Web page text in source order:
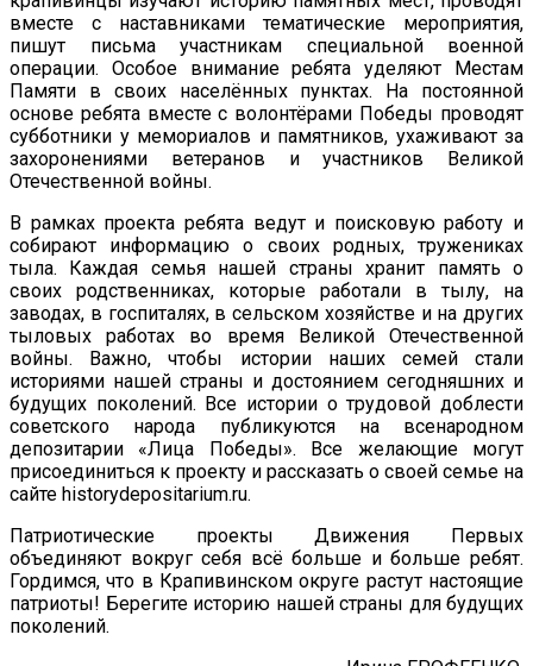
вместе с наставниками тематические мероприятия,
пишут письма участникам специальной военной
операции. Особое внимание ребята уделяют Местам
Памяти в своих населённых пунктах. На постоянной
основе ребята вместе с волонтёрами Победы проводят
субботники у мемориалов и памятников, ухаживают за
захоронениями ветеранов и участников Великой
Отечественной войны.
В рамках проекта ребята ведут и поисковую работу и
собирают информацию о своих родных, тружениках
тыла. Каждая семья нашей страны хранит память о
своих родственниках, которые работали в тылу, на
заводах, в госпиталях, в сельском хозяйстве и на других
тыловых работах во время Великой Отечественной
войны. Важно, чтобы истории наших семей стали
историями нашей страны и достоянием сегодняшних и
будущих поколений. Все истории о трудовой доблести
советского народа публикуются на всенародном
депозитарии «Лица Победы». Все желающие могут
присоединиться к проекту и рассказать о своей семье на
сайте historydepositarium.ru.
Патриотические проекты Движения Первых
объединяют вокруг себя всё больше и больше ребят.
Гордимся, что в Крапивинском округе растут настоящие
патриоты! Берегите историю нашей страны для будущих
поколений.